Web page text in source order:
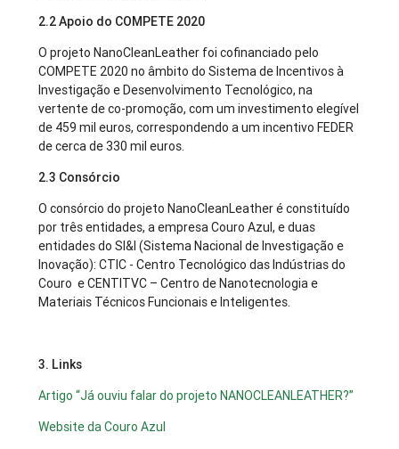
2.2 Apoio do COMPETE 2020
O projeto NanoCleanLeather foi cofinanciado pelo
COMPETE 2020 no âmbito do Sistema de Incentivos à
Investigação e Desenvolvimento Tecnológico, na
vertente de co-promoção, com um investimento elegível
de 459 mil euros, correspondendo a um incentivo FEDER
de cerca de 330 mil euros.
2.3 Consórcio
O consórcio do projeto NanoCleanLeather é constituído
por três entidades, a empresa Couro Azul, e duas
entidades do SI&I (Sistema Nacional de Investigação e
Inovação): CTIC - Centro Tecnológico das Indústrias do
Couro e CENTITVC – Centro de Nanotecnologia e
Materiais Técnicos Funcionais e Inteligentes.
3. Links
Artigo “Já ouviu falar do projeto NANOCLEANLEATHER?”
Website da Couro Azul